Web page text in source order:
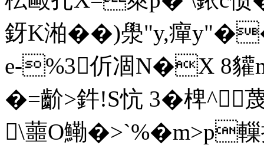
釾K湐��)澩"y,癉
e-%3伒凅N�X 8
�=齘>鈝!S忼 3� 椑^
\蘁O鰳�>`%�m>p轈